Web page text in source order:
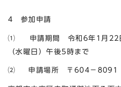
4 参加申請
⑴ 申請期間 令和6年1月22日
（水曜日）午後5時まで
⑵ 申請場所 〒604－8091